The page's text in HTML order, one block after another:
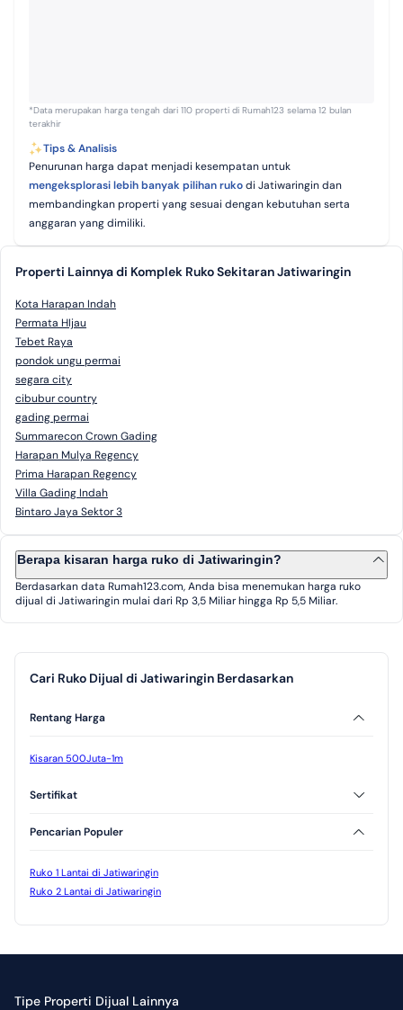
*Data merupakan harga tengah dari 110 properti di Rumah123 selama 12 bulan
terakhir
Tips & Analisis
Penurunan harga dapat menjadi kesempatan untuk
mengeksplorasi lebih banyak pilihan rukodi Jatiwaringin dan
membandingkan properti yang sesuai dengan kebutuhan serta
anggaran yang dimiliki.
Properti Lainnya di Komplek Ruko Sekitaran Jatiwaringin
Kota Harapan Indah
Permata HIjau
Tebet Raya
pondok ungu permai
segara city
cibubur country
gading permai
Summarecon Crown Gading
Harapan Mulya Regency
Prima Harapan Regency
Villa Gading Indah
Bintaro Jaya Sektor 3
Berapa kisaran harga ruko di Jatiwaringin?
Berdasarkan data Rumah123.com, Anda bisa menemukan harga ruko
dijual di Jatiwaringin mulai dari Rp 3,5 Miliar hingga Rp 5,5 Miliar.
Cari Ruko Dijual di Jatiwaringin Berdasarkan
Rentang Harga
Kisaran 500Juta-1m
Sertifikat
SHM
Pencarian Populer
Ruko 1 Lantai di Jatiwaringin
Ruko 2 Lantai di Jatiwaringin
Tipe Properti Dijual Lainnya